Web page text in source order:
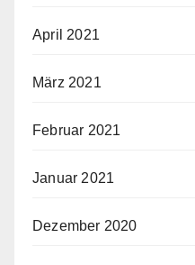
April 2021
März 2021
Februar 2021
Januar 2021
Dezember 2020